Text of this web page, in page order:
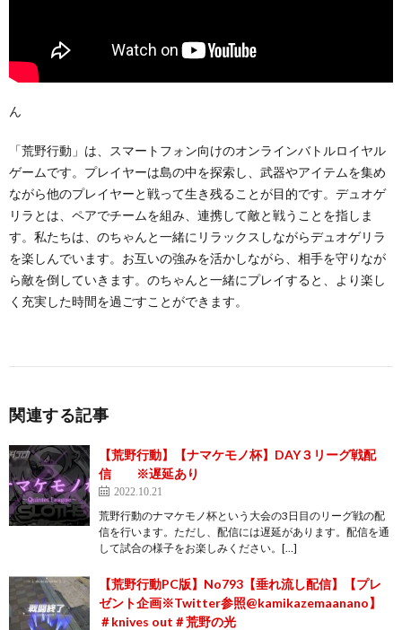
ん
「荒野行動」は、スマートフォン向けのオンラインバトルロイヤル
ゲームです。プレイヤーは島の中を探索し、武器やアイテムを集め
ながら他のプレイヤーと戦って生き残ることが目的です。デュオゲ
リラとは、ペアでチームを組み、連携して敵と戦うことを指しま
す。私たちは、のちゃんと一緒にリラックスしながらデュオゲリラ
を楽しんでいます。お互いの強みを活かしながら、相手を守りなが
ら敵を倒していきます。のちゃんと一緒にプレイすると、より楽し
く充実した時間を過ごすことができます。
関連する記事
【荒野行動】【ナマケモノ杯】DAY３リーグ戦配
信 ※遅延あり
2022.10.21
荒野行動のナマケモノ杯という大会の3日目のリーグ戦の配
信を行います。ただし、配信には遅延があります。配信を通
して試合の様子をお楽しみください。[…]
【荒野行動PC版】No793【垂れ流し配信】【プレ
ゼント企画※Twitter参照@kamikazemaanano】
＃knives out＃荒野の光